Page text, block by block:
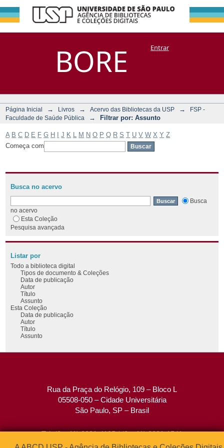
BORE
Filtrar por:
Assunto
DSpace/Manakin + CoriscoEntrar
Página Inicial → Livros → Acervo das Bibliotecas da USP →
FSP -
Faculdade de Saúde Pública
→ Filtrar por: Assunto
A B C D E F G H J K M N O P Q R S T U V W X Y Z
Começa com
Busca no acervo
Busca
no acervo
Esta Coleção
Pesquisa avançada
Listar por
Todo a biblioteca digital
Tipos de documento & Coleções
Data de publicação
Autor
Título
Assunto
Esta Coleção
Data de publicação
Autor
Título
Assunto
Rua da Praça do Relógio, 109 – Bloco L
05508-050 – Cidade Universitária
São Paulo, SP – Brasil
Tel: (0xx11) 3091-4195 / (0xx11) 3091-1541
Fax: (0xx11) 3091-1567